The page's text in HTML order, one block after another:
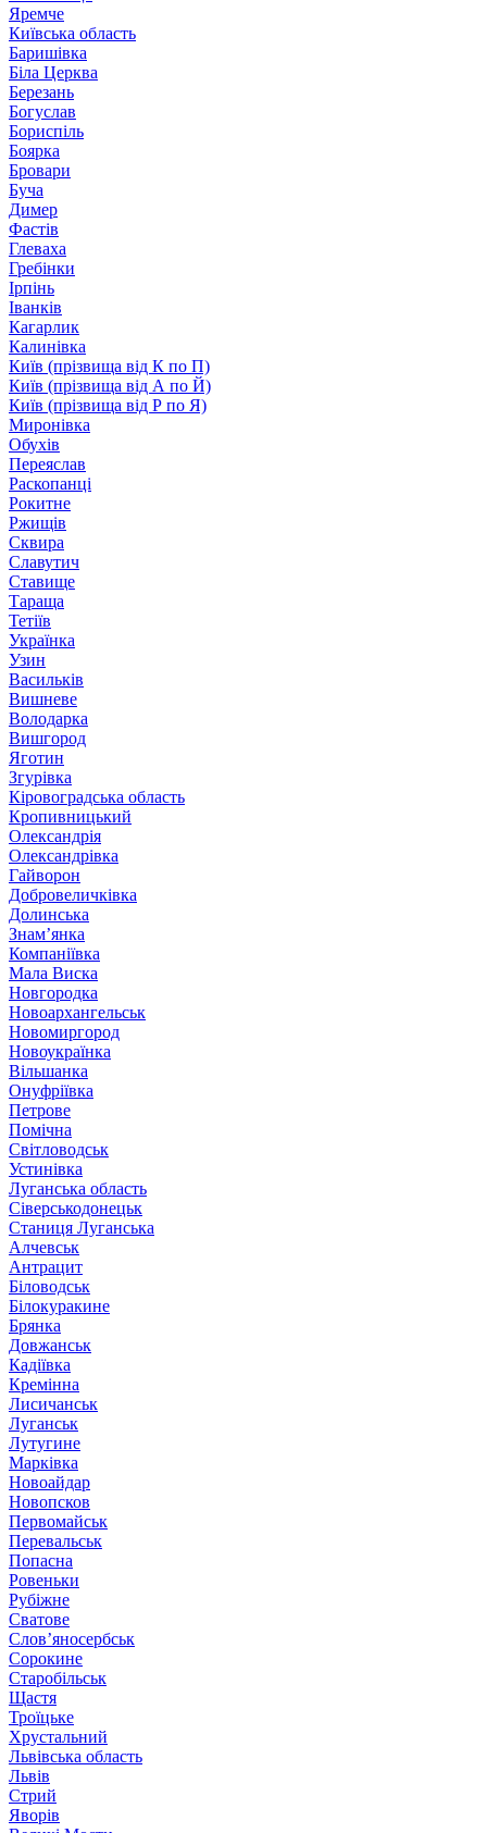
Яремче
Київська область
Баришівка
Біла Церква
Березань
Богуслав
Бориспіль
Боярка
Бровари
Буча
Димер
Фастів
Глеваха
Гребінки
Ірпінь
Іванків
Кагарлик
Калинівка
Київ (прізвища від К по П)
Київ (прізвища від А по Й)
Київ (прізвища від Р по Я)
Миронівка
Обухів
Переяслав
Раскопанці
Рокитне
Ржищів
Сквира
Славутич
Ставище
Тараща
Тетіїв
Українка
Узин
Васильків
Вишневе
Володарка
Вишгород
Яготин
Згурівка
Кіровоградська область
Кропивницький
Олександрія
Олександрівка
Гайворон
Добровеличківка
Долинська
Знам’янка
Компаніївка
Мала Виска
Новгородка
Новоархангельськ
Новомиргород
Новоукраїнка
Вільшанка
Онуфріївка
Петрове
Помічна
Світловодськ
Устинівка
Луганська область
Сіверськодонецьк
Станиця Луганська
Алчевськ
Антрацит
Біловодськ
Білокуракине
Брянка
Довжанськ
Кадіївка
Кремінна
Лисичанськ
Луганськ
Лутугине
Марківка
Новоайдар
Новопсков
Первомайськ
Перевальськ
Попасна
Ровеньки
Рубіжне
Сватове
Слов’яносербськ
Сорокине
Старобільськ
Щастя
Троїцьке
Хрустальний
Львівська область
Львів
Стрий
Яворів